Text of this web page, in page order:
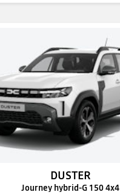
DUSTER
Journey hybrid-G 150 4x4